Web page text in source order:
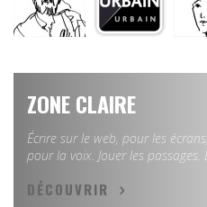
ZONE CLAIRE
Écrire sur le web, pour les
pour la voix. Jouer les passages.
DÉCOUVRIR